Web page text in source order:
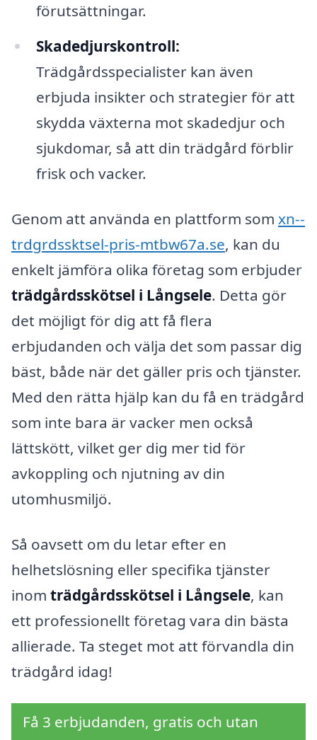
förutsättningar.
Skadedjurskontroll:
Trädgårdsspecialister kan även
erbjuda insikter och strategier för att
skydda växterna mot skadedjur och
sjukdomar, så att din trädgård förblir
frisk och vacker.
Genom att använda en plattform som xn--
trdgrdssktsel-pris-mtbw67a.se, kan du
enkelt jämföra olika företag som erbjuder
trädgårdsskötsel i Långsele. Detta gör
det möjligt för dig att få flera
erbjudanden och välja det som passar dig
bäst, både när det gäller pris och tjänster.
Med den rätta hjälp kan du få en trädgård
som inte bara är vacker men också
lättskött, vilket ger dig mer tid för
avkoppling och njutning av din
utomhusmiljö.
Så oavsett om du letar efter en
helhetslösning eller specifika tjänster
inom trädgårdsskötsel i Långsele, kan
ett professionellt företag vara din bästa
allierade. Ta steget mot att förvandla din
trädgård idag!
Få 3 erbjudanden, gratis och utan